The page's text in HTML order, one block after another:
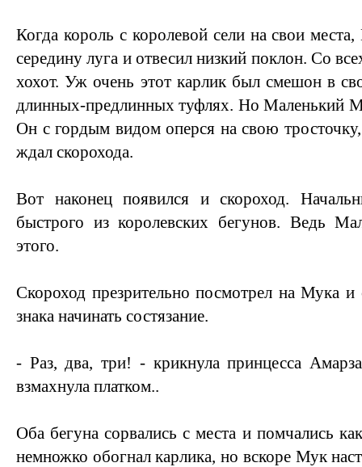
Когда король с королевой сели на свои
середину луга и отвесил низкий поклон. Со
хохот. Уж очень этот карлик был смешон в
длинных-предлинных туфлях. Но Маленький
Он с гордым видом оперся на свою
ждал скорохода.
Вот наконец появился и скороход.
быстрого из королевских бегунов. Ведь
этого.
Скороход презрительно посмотрел на Мука
знака начинать состязание.
- Раз, два, три! - крикнула принцесса
взмахнула платком..
Оба бегуна сорвались с места и помчались
немножко обогнал карлика, но вскоре Мук